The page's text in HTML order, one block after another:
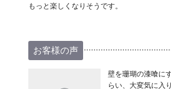
もっと楽しくなりそうです。
お客様の声
壁を珊瑚の漆喰に
らい、大変気に入